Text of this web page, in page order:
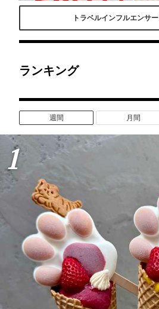
トラベルインフルエンサ
ランキング
週間 月間
1